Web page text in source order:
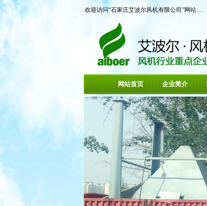
欢迎访问“石家庄艾波尔风机有限公司”网站…
网站首页 企业简介